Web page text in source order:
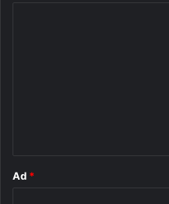
Ad *